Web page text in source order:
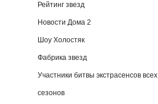
Рейтинг звезд
Новости Дома 2
Шоу Холостяк
Фабрика звезд
Участники битвы экстрасенсов всех
сезонов